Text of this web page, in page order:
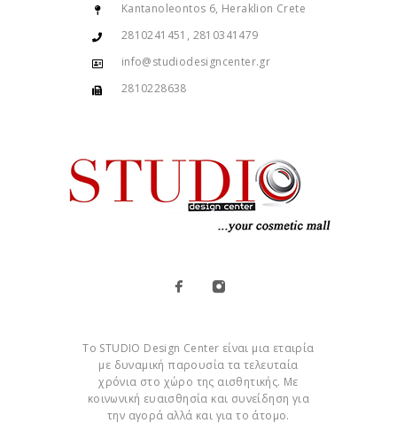
Kantanoleontos 6, Heraklion Crete
2810241451, 2810341479
info@studiodesigncenter.gr
2810228638
Το STUDIO Design Center είναι μια εταιρία
με δυναμική παρουσία τα τελευταία
χρόνια στο χώρο της αισθητικής. Με
κοινωνική ευαισθησία και συνείδηση για
την αγορά αλλά και για το άτομο.